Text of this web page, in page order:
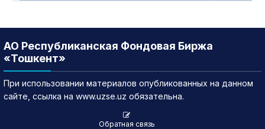
АО Республиканская Фондовая Биржа
«Тошкент»
При использовании материалов опубликованных на данном
сайте, ссылка на www.uzse.uz обязательна.
Обратная связь